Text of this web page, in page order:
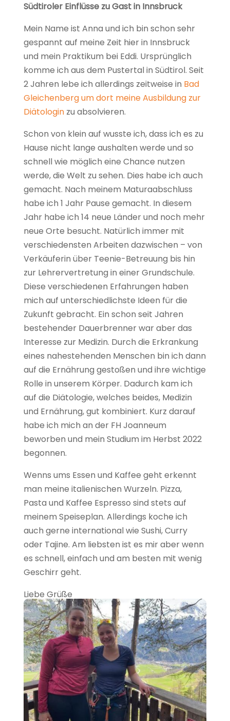
Südtiroler Einflüsse zu Gast in Innsbruck
Mein Name ist Anna und ich bin schon sehr
gespannt auf meine Zeit hier in Innsbruck
und mein Praktikum bei Eddi. Ursprünglich
komme ich aus dem Pustertal in Südtirol. Seit
2 Jahren lebe ich allerdings zeitweise in Bad
Gleichenberg um dort meine Ausbildung zur
Diätologinzu absolvieren.
Schon von klein auf wusste ich, dass ich es zu
Hause nicht lange aushalten werde und so
schnell wie möglich eine Chance nutzen
werde, die Welt zu sehen. Dies habe ich auch
gemacht. Nach meinem Maturaabschluss
habe ich 1 Jahr Pause gemacht. In diesem
Jahr habe ich 14 neue Länder und noch mehr
neue Orte besucht. Natürlich immer mit
verschiedensten Arbeiten dazwischen – von
Verkäuferin über Teenie-Betreuung bis hin
zur Lehrervertretung in einer Grundschule.
Diese verschiedenen Erfahrungen haben
mich auf unterschiedlichste Ideen für die
Zukunft gebracht. Ein schon seit Jahren
bestehender Dauerbrenner war aber das
Interesse zur Medizin. Durch die Erkrankung
eines nahestehenden Menschen bin ich dann
auf die Ernährung gestoßen und ihre wichtige
Rolle in unserem Körper. Dadurch kam ich
auf die Diätologie, welches beides, Medizin
und Ernährung, gut kombiniert. Kurz darauf
habe ich mich an der FH Joanneum
beworben und mein Studium im Herbst 2022
begonnen.
Wenns ums Essen und Kaffee geht erkennt
man meine italienischen Wurzeln. Pizza,
Pasta und Kaffee Espresso sind stets auf
meinem Speiseplan. Allerdings koche ich
auch gerne international wie Sushi, Curry
oder Tajine. Am liebsten ist es mir aber wenn
es schnell, einfach und am besten mit wenig
Geschirr geht.
Liebe Grüße
Anna